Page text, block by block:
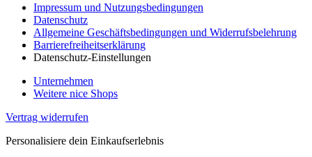
Impressum und Nutzungsbedingungen
Datenschutz
Allgemeine Geschäftsbedingungen und Widerrufsbelehrung
Barrierefreiheitserklärung
Datenschutz-Einstellungen
Unternehmen
Weitere nice Shops
Vertrag widerrufen
Personalisiere dein Einkaufserlebnis